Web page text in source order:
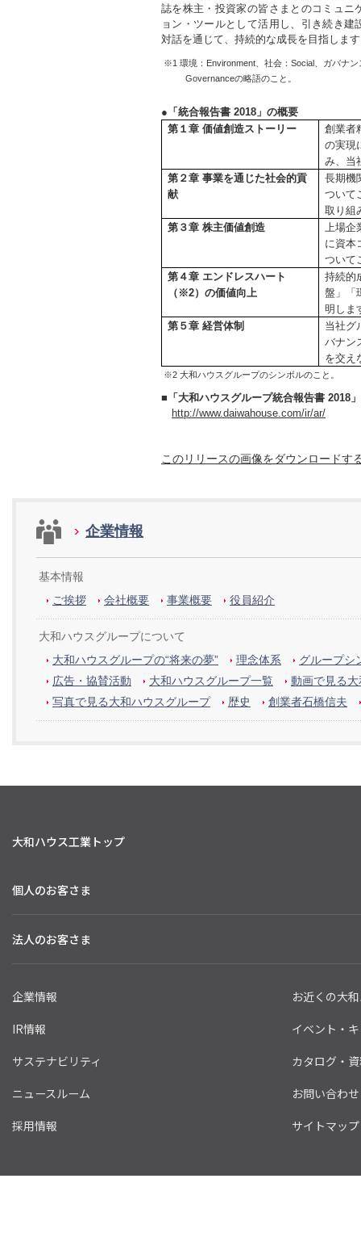
誌を株主・投資家の皆さまとのコミュニ
ョン・ツールとして活用し、引き続き建
対話を通じて、持続的な成長を目指しま
※1 環境：Environment、社会：Social、ガバナン
Governanceの略語のこと。
● 「統合報告書 2018」の概要
第１章 価値創造ストーリー
創業者
の実現
み、当
第２章 事業を通じた社会的貢
献
長期機
ついて
取り組
第３章 株主価値創造
上場企
に資本
ついて
第４章 エンドレスハート
（※2）の価値向上
持続的
盤」「
明しま
第５章 経営体制
当社グ
バナン
を交え
※2 大和ハウスグループのシンボルのこと。
■「大和ハウスグループ統合報告書 2018
http://www.daiwahouse.com/ir/ar/
このリリースの画像をダウンロードす
企業情報
基本情報
ご挨拶
会社概要 事業概要 役員紹介
大和ハウスグループについて
大和ハウスグループの“将来の夢”
理念体系
グループシ
広告・協賛活動
大和ハウスグループ一覧
動画で見る
写真で見る大和ハウスグループ
歴史 創業者石橋信夫
大和ハウス工業トップ
個人のお客さま
法人のお客さま
企業情報
IR情報
サステナビリティ
ニュースルーム
採用情報
お近くの大
イベント・
カタログ・
お問い合わせ
サイトマップ